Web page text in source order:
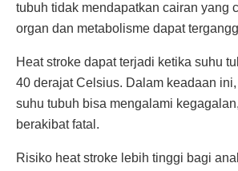
tubuh tidak mendapatkan cairan yang
organ dan metabolisme dapat
Heat stroke dapat terjadi ketika suhu
40 derajat Celsius. Dalam keadaan
suhu tubuh bisa mengalami
berakibat fatal.
Risiko heat stroke lebih tinggi bagi